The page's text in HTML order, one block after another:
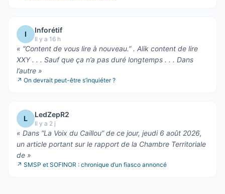
I Inforétif
Il y a 16 h
« “Content de vous lire à nouveau.” . Alik content de lire
XXY . . . Sauf que ça n’a pas duré longtemps . . . Dans
l’autre »
↗ On devrait peut-être s’inquiéter ?
L LedZepR2
Il y a 2 j
« Dans “La Voix du Caillou” de ce jour, jeudi 6 août 2026,
un article portant sur le rapport de la Chambre Territoriale
de »
↗ SMSP et SOFINOR : chronique d’un fiasco annoncé